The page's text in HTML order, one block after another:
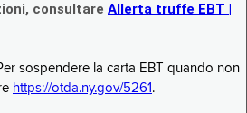
consultare Allerta truffe EBT |
sospendere la carta EBT quando non
https://otda.ny.gov/5261 .